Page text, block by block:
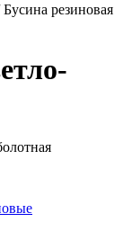
Бусина резиновая